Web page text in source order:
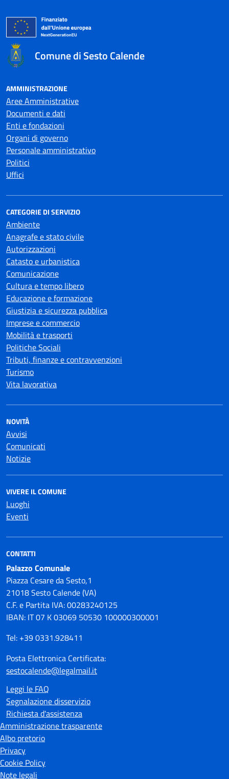
Comune di Sesto Calende
AMMINISTRAZIONE
Aree Amministrative
Documenti e dati
Enti e fondazioni
Organi di governo
Personale amministrativo
Politici
Uffici
CATEGORIE DI SERVIZIO
Ambiente
Anagrafe e stato civile
Autorizzazioni
Catasto e urbanistica
Comunicazione
Cultura e tempo libero
Educazione e formazione
Giustizia e sicurezza pubblica
Imprese e commercio
Mobilità e trasporti
Politiche Sociali
Tributi, finanze e contravvenzioni
Turismo
Vita lavorativa
NOVITÀ
Avvisi
Comunicati
Notizie
VIVERE IL COMUNE
Luoghi
Eventi
CONTATTI
Palazzo Comunale
Piazza Cesare da Sesto,1
21018 Sesto Calende (VA)
C.F. e Partita IVA: 00283240125
IBAN: IT 07 K 03069 50530 100000300001
Tel: +39 0331.928411
Posta Elettronica Certificata:
sestocalende@legalmail.it
Leggi le FAQ
Segnalazione disservizio
Richiesta d'assistenza
Amministrazione trasparente
Albo pretorio
Privacy
Cookie Policy
Note legali